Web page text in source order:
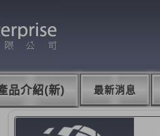
品介紹(新) 最新消息